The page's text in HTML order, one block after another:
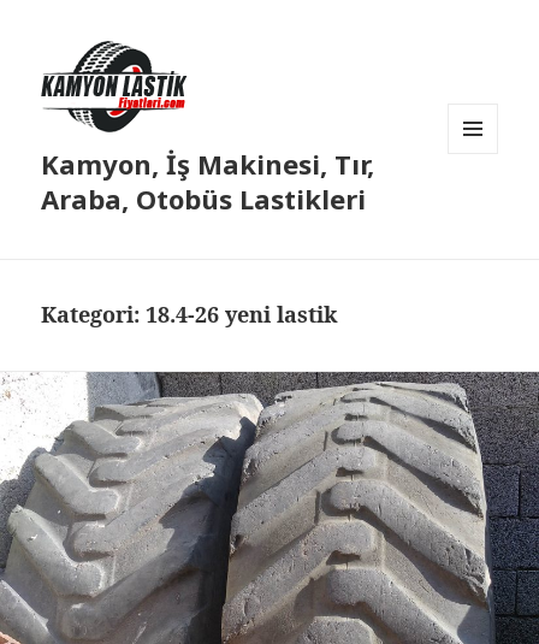
Kamyon, İş Makinesi, Tır,
Araba, Otobüs Lastikleri
Kategori:18.4-26 yeni lastik